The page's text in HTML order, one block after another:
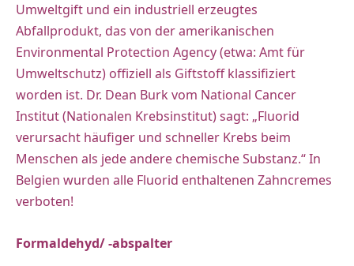
Umweltgift und ein industriell erzeugtes
Abfallprodukt, das von der amerikanischen
Environmental Protection Agency (etwa: Amt für
Umweltschutz) offiziell als Giftstoff klassifiziert
worden ist. Dr. Dean Burk vom National Cancer
Institut (Nationalen Krebsinstitut) sagt: „Fluorid
verursacht häufiger und schneller Krebs beim
Menschen als jede andere chemische Substanz.“ In
Belgien wurden alle Fluorid enthaltenen Zahncremes
verboten!
Formaldehyd/ -abspalter